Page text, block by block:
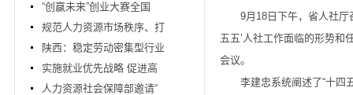
“创赢未来”创业大赛全国
规范人力资源市场秩序、打
陕西：稳定劳动密集型行业
实施就业优先战略 促进高
人力资源社会保障部邀请“
9月18日下午，省人社厅召
五五’人社工作面临的形势和
会议。
李建忠系统阐述了“十四五